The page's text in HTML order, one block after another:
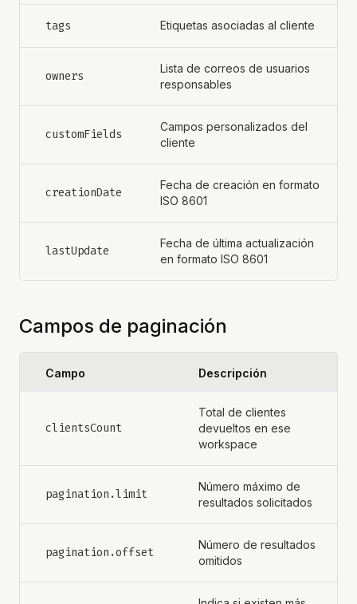
tags Etiquetas asociadas al cliente
owners
Lista de correos de usuarios
responsables
customFields
Campos personalizados del
cliente
creationDate
Fecha de creación en formato
ISO 8601
lastUpdate
Fecha de última actualización
en formato ISO 8601
Campos de paginación
Campo Descripción
clientsCount
Total de clientes
devueltos en ese
workspace
pagination.limit
Número máximo de
resultados solicitados
pagination.offset
Número de resultados
omitidos